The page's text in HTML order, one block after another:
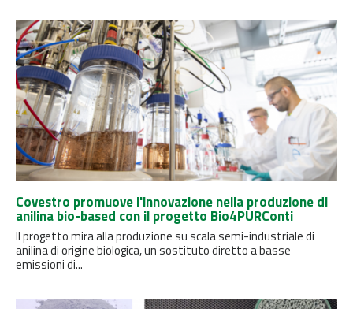
Covestro promuove l'innovazione nella produzione di
anilina bio-based con il progetto Bio4PURConti
Il progetto mira alla produzione su scala semi-industriale di
anilina di origine biologica, un sostituto diretto a basse
emissioni di...